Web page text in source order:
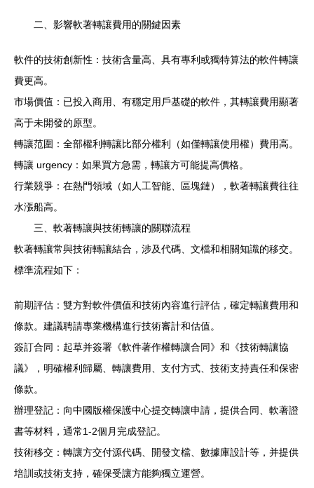
二、影響軟著轉讓費用的關鍵因素
軟件的技術創新性：技術含量高、具有專利或獨特算法的軟件轉讓
費更高。
市場價值：已投入商用、有穩定用戶基礎的軟件，其轉讓費用顯著
高于未開發的原型。
轉讓范圍：全部權利轉讓比部分權利（如僅轉讓使用權）費用高。
轉讓 urgency：如果買方急需，轉讓方可能提高價格。
行業競爭：在熱門領域（如人工智能、區塊鏈），軟著轉讓費往往
水漲船高。
三、軟著轉讓與技術轉讓的關聯流程
軟著轉讓常與技術轉讓結合，涉及代碼、文檔和相關知識的移交。
標準流程如下：
前期評估：雙方對軟件價值和技術內容進行評估，確定轉讓費用和
條款。建議聘請專業機構進行技術審計和估值。
簽訂合同：起草并簽署《軟件著作權轉讓合同》和《技術轉讓協
議》，明確權利歸屬、轉讓費用、支付方式、技術支持責任和保密
條款。
辦理登記：向中國版權保護中心提交轉讓申請，提供合同、軟著證
書等材料，通常1-2個月完成登記。
技術移交：轉讓方交付源代碼、開發文檔、數據庫設計等，并提供
培訓或技術支持，確保受讓方能夠獨立運營。